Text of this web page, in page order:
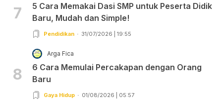
7
5 Cara Memakai Dasi SMP untuk Peserta Didik
Baru, Mudah dan Simple!
Pendidikan 31/07/2026 | 19:55
8
Arga Fica
6 Cara Memulai Percakapan dengan Orang
Baru
Gaya Hidup 01/08/2026 | 05:57